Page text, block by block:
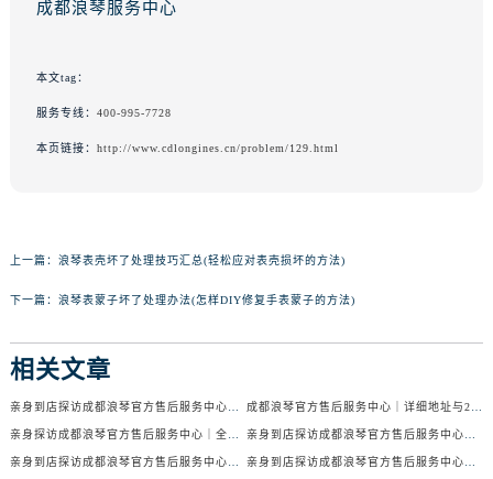
成都浪琴服务中心
本文tag：
服务专线： 400-995-7728
本页链接： http://www.cdlongines.cn/problem/129.html
上一篇： 浪琴表壳坏了处理技巧汇总(轻松应对表壳损坏的方法)
下一篇： 浪琴表蒙子坏了处理办法(怎样DIY修复手表蒙子的方法)
相关文章
亲身到店探访成都浪琴官方售后服务中心｜服务电话及24小时维修地址（2026年7月最新） 成都浪琴官方售后服务中心｜详细地址与24小时售后热线权威信息公示（2026年7月最新）
亲身探访成都浪琴官方售后服务中心｜全新官方地址与24小时热线（2026年7月最新） 亲身到店探访成都浪琴官方售后服务中心｜最新地址与24小时服务电话（2026年7月最新）
亲身到店探访成都浪琴官方售后服务中心｜服务热线及全部网点地址（2026年7月最新） 亲身到店探访成都浪琴官方售后服务中心｜官方地址与售后服务电话（2026年7月最新）